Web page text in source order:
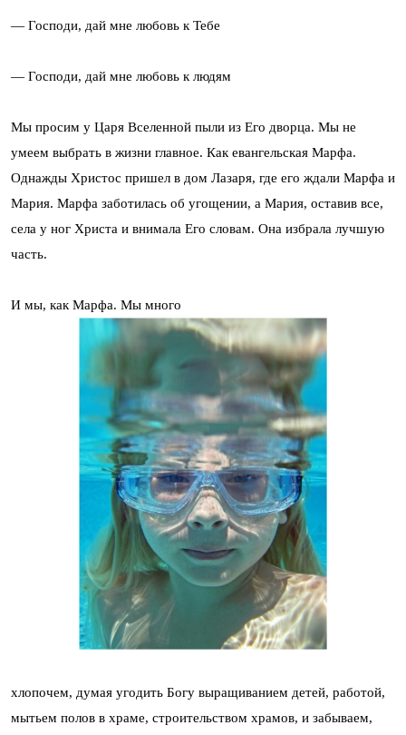
— Господи, дай мне любовь к Тебе
— Господи, дай мне любовь к людям
Мы просим у Царя Вселенной пыли из Его дворца. Мы не
умеем выбрать в жизни главное. Как евангельская Марфа.
Однажды Христос пришел в дом Лазаря, где его ждали Марфа и
Мария. Марфа заботилась об угощении, а Мария, оставив все,
села у ног Христа и внимала Его словам. Она избрала лучшую
часть.
И мы, как Марфа. Мы много
хлопочем, думая угодить Богу выращиванием детей, работой,
мытьем полов в храме, строительством храмов, и забываем,